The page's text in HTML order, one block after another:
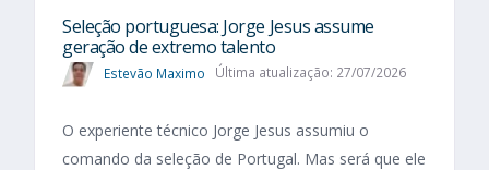
Seleção portuguesa: Jorge Jesus assume
geração de extremo talento
Estevão Maximo Última atualização: 27/07/2026
O experiente técnico Jorge Jesus assumiu o
comando da seleção de Portugal. Mas será que ele